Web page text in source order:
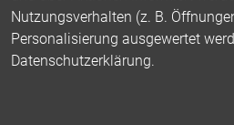
Nutzungsverhalten (z. B.
Personalisierung ausgewertet
Datenschutzerklärung.